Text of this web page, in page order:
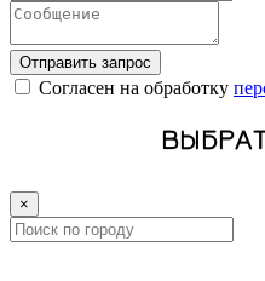
Отправить запрос
Cогласен на обработку
×